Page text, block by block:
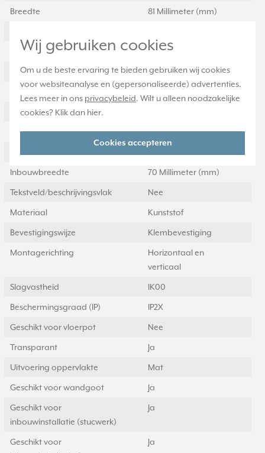
Wij gebruiken cookies
Om u de beste ervaring te bieden gebruiken wij cookies
voor websiteanalyse en (gepersonaliseerde) advertenties.
Lees meer in ons privacybeleid. Wilt u alleen noodzakelijke
cookies? Klik dan hier.
Cookies accepteren
Breedte 81 Millimeter (mm)
Hoogte 365 Millimeter (mm)
Diepte 11 Millimeter (mm)
Met klapdeksel
Oppervlaktebescherming Gelakt
Inbouwbreedte 70 Millimeter (mm)
Tekstveld/beschrijvingsvlak Nee
Materiaal Kunststof
Bevestigingswijze Klembevestiging
Montagerichting
Horizontaal en
verticaal
Slagvastheid IK00
Beschermingsgraad (IP) IP2X
Geschikt voor vloerpot Nee
Transparant Ja
Uitvoering oppervlakte Mat
Geschikt voor wandgoot Ja
Geschikt voor
inbouwinstallatie (stucwerk)
Ja
Geschikt voor
Ja